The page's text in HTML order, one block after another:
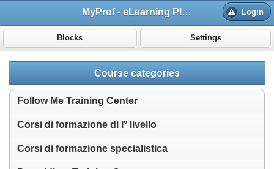
MyProf - eLearning Platform Login
Blocks Settings
Course categories
Follow Me Training Center
Corsi di formazione di I° livello
Corsi di formazione specialistica